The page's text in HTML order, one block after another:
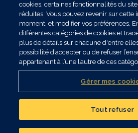
Publié le 20/03/
cookies, certaines fonctionnalités du
réduites. Vous pouvez revenir sur cette
moment, et modifier vos préférences.
différentes catégories de cookies et
plus de détails sur chacune d'entre
possibilité d’accepter ou de refuser
appartenant à l’une l’autre de ces
Gérer mes
Tout refuser